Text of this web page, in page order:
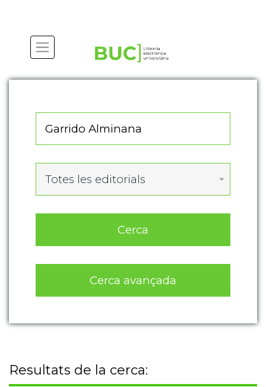
Totes les editorials
Cerca
Cerca avançada
Resultats de la cerca: